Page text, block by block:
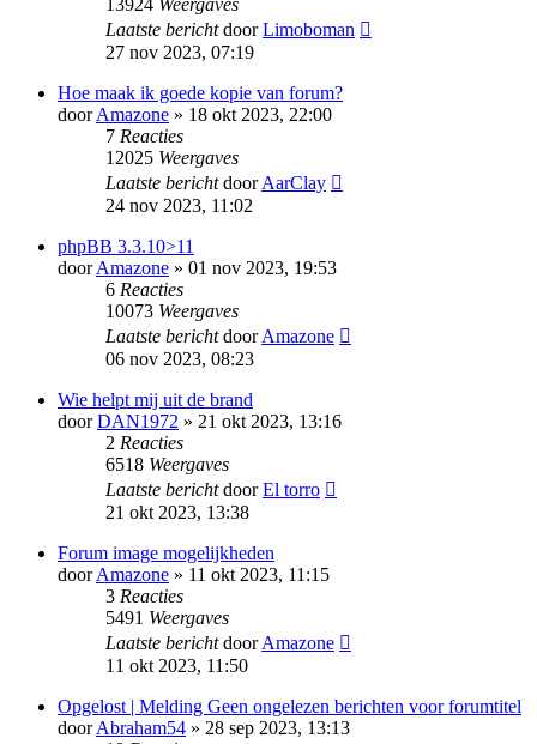
13924 Weergaves
Laatste berichtdoorLimoboman
27 nov 2023, 07:19
Hoe maak ik goede kopie van forum?
doorAmazone » 18 okt 2023, 22:00
7 Reacties
12025 Weergaves
Laatste berichtdoorAarClay
24 nov 2023, 11:02
phpBB 3.3.10>11
doorAmazone » 01 nov 2023, 19:53
6 Reacties
10073 Weergaves
Laatste berichtdoorAmazone
06 nov 2023, 08:23
Wie helpt mij uit de brand
doorDAN1972 » 21 okt 2023, 13:16
2 Reacties
6518 Weergaves
Laatste berichtdoorEl torro
21 okt 2023, 13:38
Forum image mogelijkheden
doorAmazone » 11 okt 2023, 11:15
3 Reacties
5491 Weergaves
Laatste berichtdoorAmazone
11 okt 2023, 11:50
Opgelost | Melding Geen ongelezen berichten voor forumtitel
doorAbraham54 » 28 sep 2023, 13:13